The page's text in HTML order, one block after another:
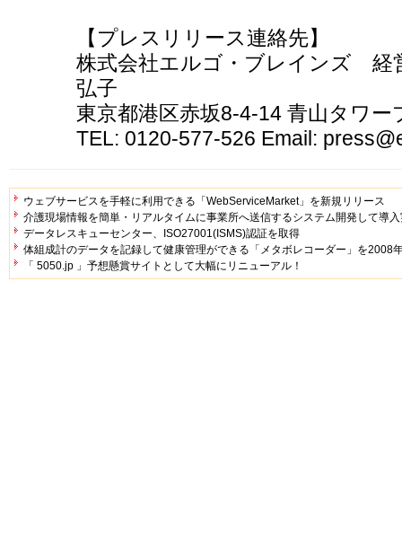
【プレスリリース連絡先】
株式会社エルゴ・ブレインズ 経
弘子
東京都港区赤坂8-4-14 青山タワー
TEL: 0120-577-526 Email:
ウェブサービスを手軽に利用できる「WebServiceMarket」を新規リリース
介護現場情報を簡単・リアルタイムに事業所へ送信するシステム開発して導
データレスキューセンター、ISO27001(ISMS)認証を取得
体組成計のデータを記録して健康管理ができる「メタボレコーダー」を2008
「 5050.jp 」予想懸賞サイトとして大幅にリニューアル！